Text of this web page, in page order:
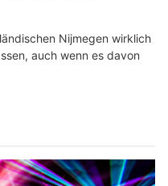
Nijmegen wirklich
auch wenn es davon